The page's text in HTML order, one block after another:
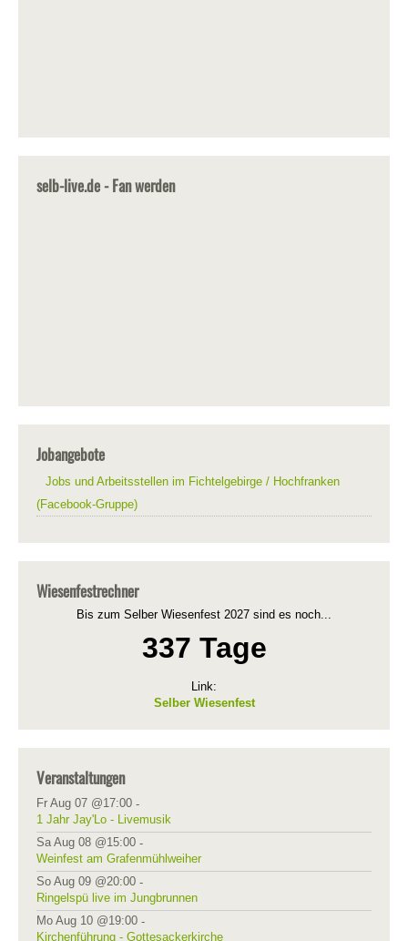
selb-live.de - Fan werden
Jobangebote
Jobs und Arbeitsstellen im Fichtelgebirge / Hochfranken
(Facebook-Gruppe)
Wiesenfestrechner
Bis zum Selber Wiesenfest 2027 sind es noch...
337 Tage
Link:
Selber Wiesenfest
Veranstaltungen
Fr Aug 07 @17:00 -
1 Jahr Jay'Lo - Livemusik
Sa Aug 08 @15:00 -
Weinfest am Grafenmühlweiher
So Aug 09 @20:00 -
Ringelspü live im Jungbrunnen
Mo Aug 10 @19:00 -
Kirchenführung - Gottesackerkirche